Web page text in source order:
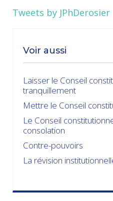
Tweets by JPhDerosier
Voir aussi
Laisser le Conseil
tranquillement
Mettre le Conseil
Le Conseil
consolation
Contre-pouvoirs
La révision